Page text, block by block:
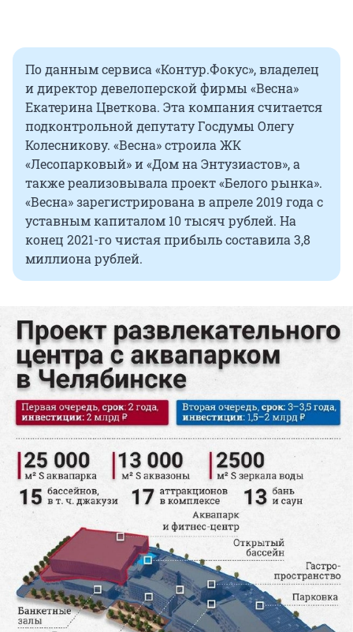
По данным сервиса «Контур.Фокус», владелец
и директор девелоперской фирмы «Весна»
Екатерина Цветкова. Эта компания считается
подконтрольной депутату Госдумы Олегу
Колесникову. «Весна» строила ЖК
«Лесопарковый» и «Дом на Энтузиастов», а
также реализовывала проект «Белого рынка».
«Весна» зарегистрирована в апреле 2019 года с
уставным капиталом 10 тысяч рублей. На
конец 2021-го чистая прибыль составила 3,8
миллиона рублей.